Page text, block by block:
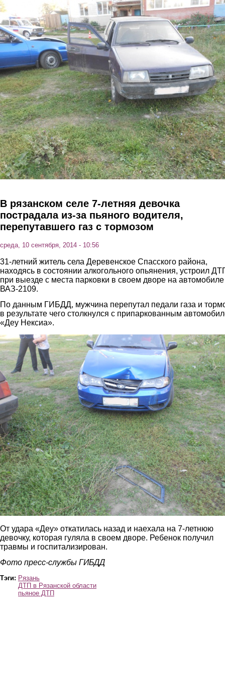
Перейти к основному содержанию
В рязанском селе 7-летняя девочка
пострадала из-за пьяного водителя,
перепутавшего газ с тормозом
среда, 10 сентября, 2014 - 10:56
31-летний житель села Деревенское Спасского района,
находясь в состоянии алкогольного опьянения, устроил
при выезде с места парковки в своем дворе на автомобиле
ВАЗ-2109.
По данным ГИБДД, мужчина перепутал педали газа и
в результате чего столкнулся с припаркованным
«Деу Нексиа».
2.jpg
От удара «Деу» откатилась назад и наехала на 7-летнюю
девочку, которая гуляла в своем дворе. Ребенок получил
травмы и госпитализирован.
Фото пресс-службы ГИБДД
Тэги: Рязань
ДТП в Рязанской области
пьяное ДТП